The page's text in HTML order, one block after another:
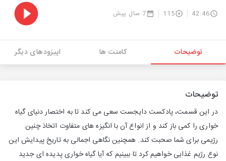
42:46
115 7 سال پیش
توضیحات کامنت ها اپیزودهای دیگر
توضیحات
در این قسمت، پادکست دایجست سعی می کند تا به اختصار دنیای گیاه
خواری را کمی باز کند و از انواع آن با انگیزه های متفاوت اتخاذ چنین
رژیمی برای شما صحبت کند. همچنین نگاهی اجمالی به تاریخ پیدایش این
نوع رژیم غذایی خواهیم کرد تا ببینیم که آیا گیاه خواری پدیده ای جدید